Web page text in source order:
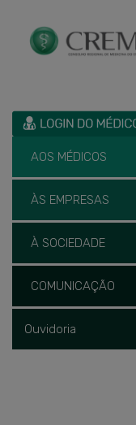
AOS MÉDICOS
ÀS EMPRESAS
À SOCIEDADE
COMUNICAÇÃO
Ouvidoria